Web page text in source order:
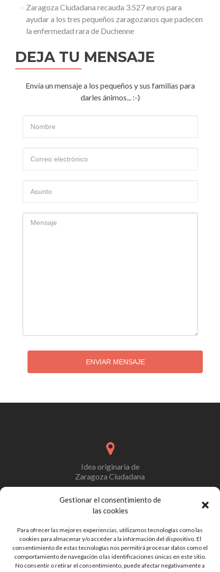
Gestionar el consentimiento de
las cookies
Para ofrecer las mejores experiencias, utilizamos tecnologías como las
cookies para almacenar y/o acceder a la información del dispositivo. El
consentimiento de estas tecnologías nos permitirá procesar datos como el
comportamiento de navegación o las identificaciones únicas en este sitio.
No consentir o retirar el consentimiento, puede afectar negativamente a
Zaragoza Ciudadana recauda 3.527 euros para
ayudar a los tres pequeños zaragozanos que padecen
la enfermedad rara de Duchenne
DEJA TU MENSAJE
Envía un mensaje a los pequeños y sus familias para
darles ánimos... :-)
ENVIAR MENSAJE
Idea originaria de
Zaragoza Ciudadana
y/o de colaboración